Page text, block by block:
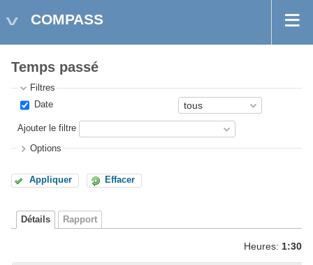
COMPASS
Temps passé
Filtres
Date
Ajouter le filtre
Options
Appliquer Effacer
Détails Rapport
Heures: 1:30